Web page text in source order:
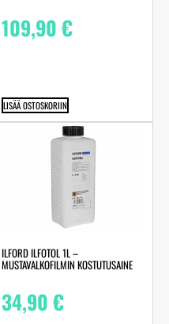
109,90€
LISÄÄ OSTOSKORIIN
ILFORD ILFOTOL 1L –
MUSTAVALKOFILMIN KOSTUTUSAINE
34,90€